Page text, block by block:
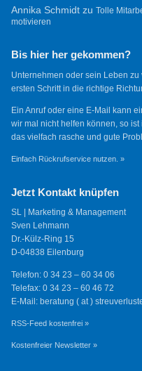
Annika Schmidtzu Tolle
motivieren
Bis hier her gekommen?
Unternehmen oder sein Leben
ersten Schritt in die richtige
Ein Anruf oder eine E-Mail kann
wir mal nicht helfen können, so
das vielfach rasche und gute
Einfach Rückrufservice nutzen. »
Jetzt Kontakt knüpfen
SL | Marketing & Management
Sven Lehmann
Dr.-Külz-Ring 15
D-04838 Eilenburg
Telefon: 0 34 23 – 60 34 06
Telefax: 0 34 23 – 60 46 72
E-Mail: beratung ( at )
RSS-Feed kostenfrei »
Kostenfreier Newsletter »